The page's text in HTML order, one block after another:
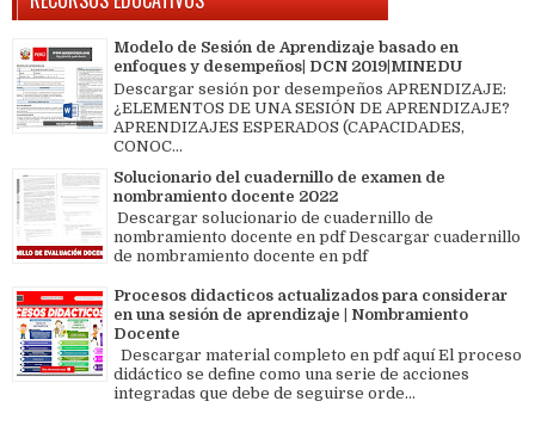
Modelo de Sesión de Aprendizaje basado en
enfoques y desempeños| DCN 2019|MINEDU
Descargar sesión por desempeños APRENDIZAJE:
¿ELEMENTOS DE UNA SESIÓN DE APRENDIZAJE?
APRENDIZAJES ESPERADOS (CAPACIDADES,
CONOC...
Solucionario del cuadernillo de examen de
nombramiento docente 2022
Descargar solucionario de cuadernillo de
nombramiento docente en pdf Descargar cuadernillo
de nombramiento docente en pdf
Procesos didacticos actualizados para considerar
en una sesión de aprendizaje | Nombramiento
Docente
Descargar material completo en pdf aquí El proceso
didáctico se define como una serie de acciones
integradas que debe de seguirse orde...